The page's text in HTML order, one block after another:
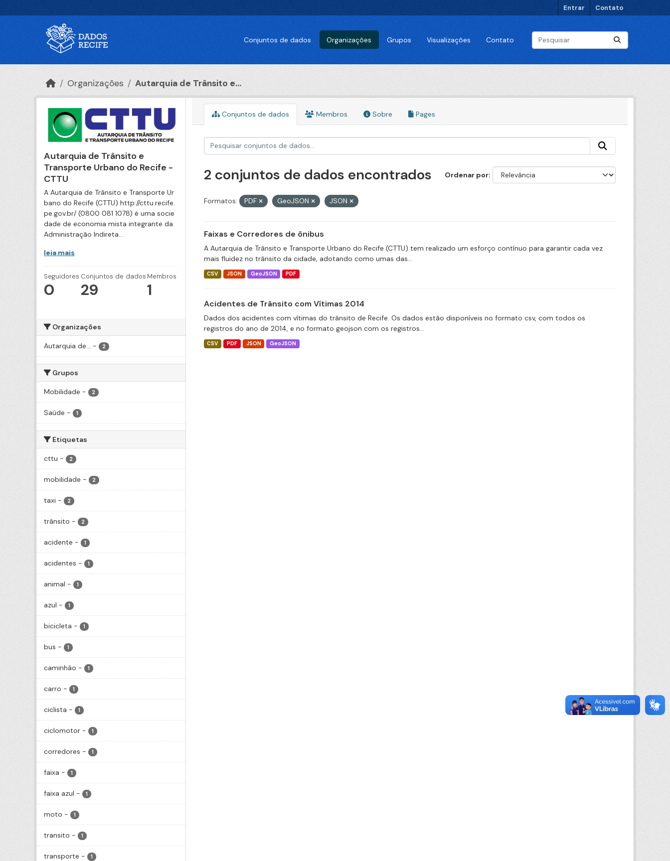
Entrar Contato
Conjuntos de dados Organizações Grupos Visualizações Contato
Organizações Autarquia de Trânsito e...
Autarquia de Trânsito e
Transporte Urbano do Recife -
CTTU
A Autarquia de Trânsito e Transporte Ur
bano do Recife (CTTU) http://cttu.recife.
pe.gov.br/ (0800 081 1078) é uma socie
dade de economia mista integrante da
Administração Indireta...
leia mais
Seguidores
0
Conjuntos de dados
29
Membros
1
Organizações
Autarquia de... - 2
Grupos
Mobilidade - 2
Saúde - 1
Etiquetas
cttu - 2
mobilidade - 2
taxi - 2
trânsito - 2
acidente - 1
acidentes - 1
animal - 1
azul - 1
bicicleta - 1
bus - 1
caminhão - 1
carro - 1
ciclista - 1
ciclomotor - 1
corredores - 1
faixa - 1
faixa azul - 1
moto - 1
transito - 1
transporte - 1
Conjuntos de dados Membros Sobre Pages
Ordenar por
2 conjuntos de dados encontrados
Formatos: PDF GeoJSON JSON
Faixas e Corredores de ônibus
A Autarquia de Trânsito e Transporte Urbano do Recife (CTTU) tem realizado um esforço contínuo para garantir cada vez
mais fluidez no trânsito da cidade, adotando como umas das...
CSV JSON GeoJSON PDF
Acidentes de Trânsito com Vítimas 2014
Dados dos acidentes com vítimas do trânsito de Recife. Os dados estão disponíveis no formato csv, com todos os
registros do ano de 2014, e no formato geojson com os registros...
CSV PDF JSON GeoJSON